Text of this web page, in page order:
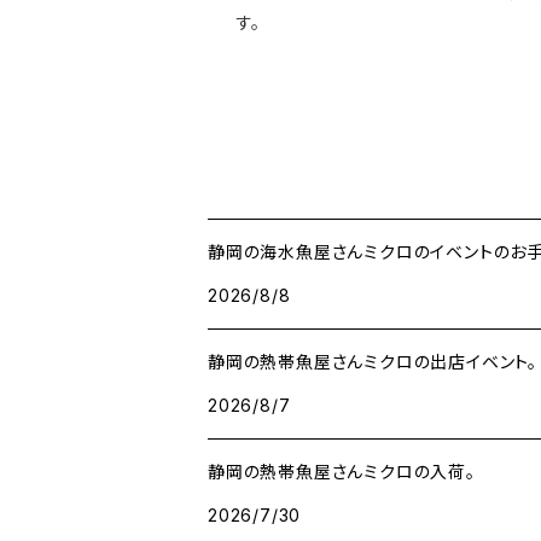
す。
静岡の海水魚屋さんミクロのイベントのお
2026/8/8
静岡の熱帯魚屋さんミクロの出店イベント。
2026/8/7
静岡の熱帯魚屋さんミクロの入荷。
2026/7/30